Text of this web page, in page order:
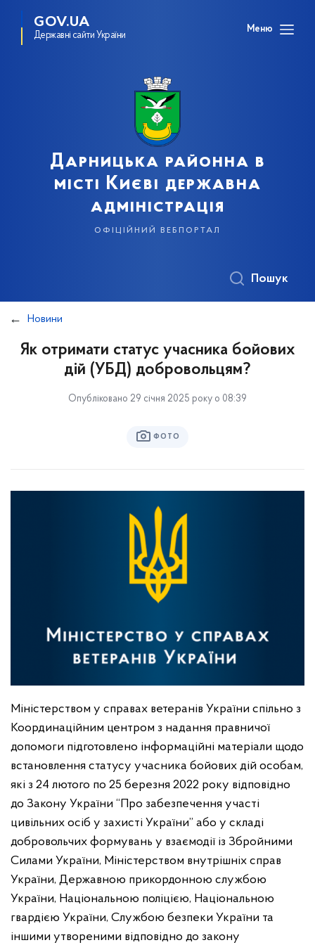
GOV.UA
Державні сайти України
Меню
Дарницька районна в
місті Києві державна
адміністрація
офіційний вебпортал
Пошук
Новини
Як отримати статус учасника бойових
дій (УБД) добровольцям?
Опубліковано 29 січня 2025 року о 08:39
ФОТО
Міністерством у справах ветеранів України спільно з
Координаційним центром з надання правничої
допомоги підготовлено інформаційні матеріали щодо
встановлення статусу учасника бойових дій особам,
які з 24 лютого по 25 березня 2022 року відповідно
до Закону України “Про забезпечення участі
цивільних осіб у захисті України” або у складі
добровольчих формувань у взаємодії із Збройними
Силами України, Міністерством внутрішніх справ
України, Державною прикордонною службою
України, Національною поліцією, Національною
гвардією України, Службою безпеки України та
іншими утвореними відповідно до закону